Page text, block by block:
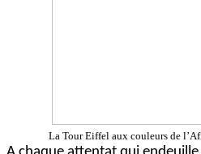
La Tour Eiffel aux couleurs de